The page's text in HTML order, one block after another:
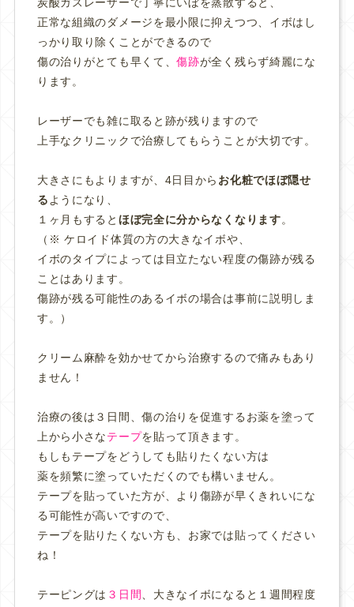
正常な組織のダメージを最小限に抑えつつ、イボはし
っかり取り除くことができるので
傷の治りがとても早くて、傷跡が全く残らず綺麗にな
ります。
レーザーでも雑に取ると跡が残りますので
上手なクリニックで治療してもらうことが大切です。
大きさにもよりますが、4日目から お化粧でほぼ隠せ
る ようになり、
１ヶ月もすると ほぼ完全に分からなくなります。
（※ ケロイド体質の方の大きなイボや、
イボのタイプによっては目立たない程度の傷跡が残る
ことはあります。
傷跡が残る可能性のあるイボの場合は事前に説明しま
す。）
クリーム麻酔を効かせてから治療するので痛みもあり
ません！
治療の後は３日間、傷の治りを促進するお薬を塗って
上から小さなテープを貼って頂きます。
もしもテープをどうしても貼りたくない方は
薬を頻繁に塗っていただくのでも構いません。
テープを貼っていた方が、より傷跡が早くきれいにな
る可能性が高いですので、
テープを貼りたくない方も、お家では貼ってください
ね！
テーピングは ３日間、大きなイボになると１週間程度